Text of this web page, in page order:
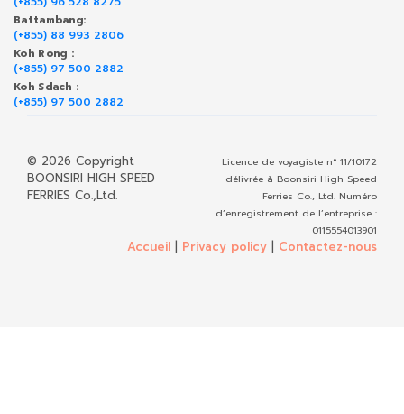
Battambang:
(+855) 88 993 2806
Koh Rong :
(+855) 97 500 2882
Koh Sdach :
(+855) 97 500 2882
© 2026 Copyright
BOONSIRI HIGH SPEED
FERRIES Co.,Ltd.
Licence de voyagiste n° 11/10172
délivrée à Boonsiri High Speed
Ferries Co., Ltd. Numéro
d’enregistrement de l’entreprise :
0115554013901
Accueil Privacy policy Contactez-nous